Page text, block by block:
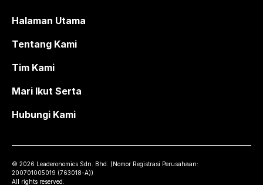
Halaman Utama
Tentang Kami
Tim Kami
Mari Ikut Serta
Hubungi Kami
© 2026 Leaderonomics Sdn. Bhd. ( Nomor Registrasi Perusahaan:
200701005019 (763018-A))
All rights reserved.